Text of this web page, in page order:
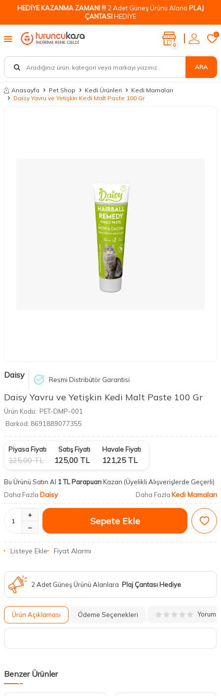
HEDİYE KAZANMA ZAMANI !!! 2 Adet Güneş Ürünü Alana PLAJ
ÇANTASIHEDİYE
ARA
0
0
Anasayfa Pet Shop Kedi Ürünleri
Kedi Mamaları
Daisy Yavru ve Yetişkin Kedi Malt Paste 100 Gr
Daisy Resmi Distribütör Garantisi
Daisy Yavru ve Yetişkin Kedi Malt Paste 100 Gr
Ürün Kodu: PET-DMP-001
Barkod: 8691889077355
Piyasa Fiyatı
125,00TL
Satış Fiyatı
125,00 TL
Havale Fiyatı
121,25TL
Bu Ürünü Satın Al 1 TL ParapuanKazan (Üyelikli Alışverişlerde Geçerli)
Daha Fazla Daisy Daha Fazla Kedi Mamaları
Sepete Ekle
Listeye Ekle Fiyat Alarmı
2 Adet Güneş Ürünü Alanlara Plaj Çantası Hediye
Ürün Açıklaması Ödeme Seçenekleri Yorum
Benzer Ürünler